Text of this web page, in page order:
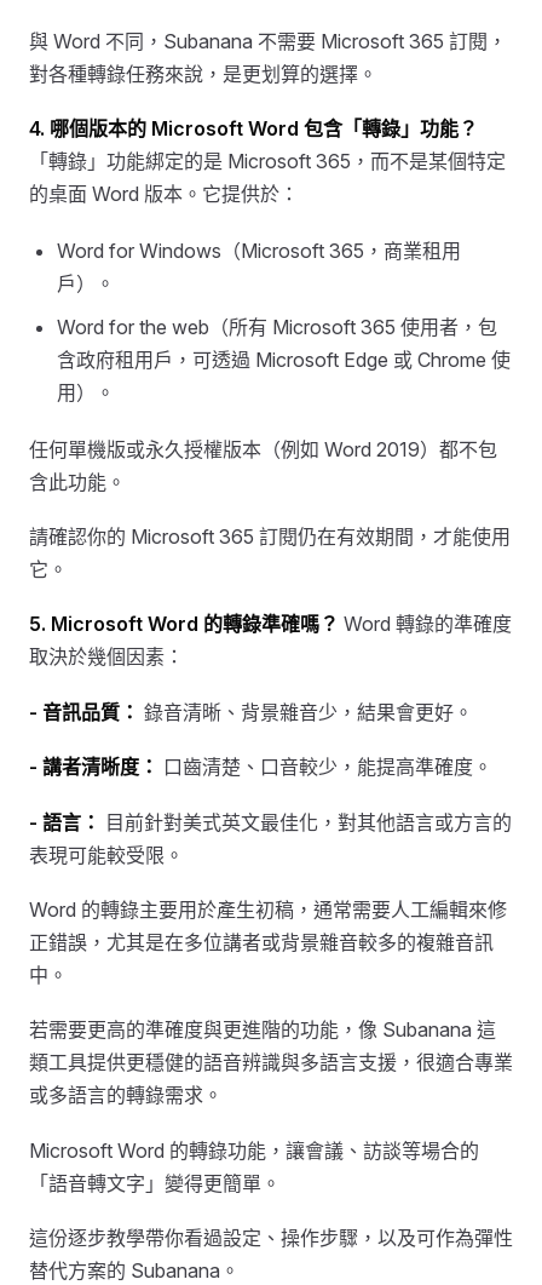
與 Word 不同，Subanana 不需要 Microsoft 365 訂閱，
對各種轉錄任務來說，是更划算的選擇。
4. 哪個版本的 Microsoft Word 包含「轉錄」功能？
「轉錄」功能綁定的是 Microsoft 365，而不是某個特定
的桌面 Word 版本。它提供於：
Word for Windows（Microsoft 365，商業租用
戶）。
Word for the web（所有 Microsoft 365 使用者，包
含政府租用戶，可透過 Microsoft Edge 或 Chrome 使
用）。
任何單機版或永久授權版本（例如 Word 2019）都不包
含此功能。
請確認你的 Microsoft 365 訂閱仍在有效期間，才能使用
它。
5. Microsoft Word 的轉錄準確嗎？ Word 轉錄的準確度
取決於幾個因素：
- 音訊品質： 錄音清晰、背景雜音少，結果會更好。
- 講者清晰度： 口齒清楚、口音較少，能提高準確度。
- 語言： 目前針對美式英文最佳化，對其他語言或方言的
表現可能較受限。
Word 的轉錄主要用於產生初稿，通常需要人工編輯來修
正錯誤，尤其是在多位講者或背景雜音較多的複雜音訊
中。
若需要更高的準確度與更進階的功能，像 Subanana 這
類工具提供更穩健的語音辨識與多語言支援，很適合專業
或多語言的轉錄需求。
Microsoft Word 的轉錄功能，讓會議、訪談等場合的
「語音轉文字」變得更簡單。
這份逐步教學帶你看過設定、操作步驟，以及可作為彈性
替代方案的 Subanana。